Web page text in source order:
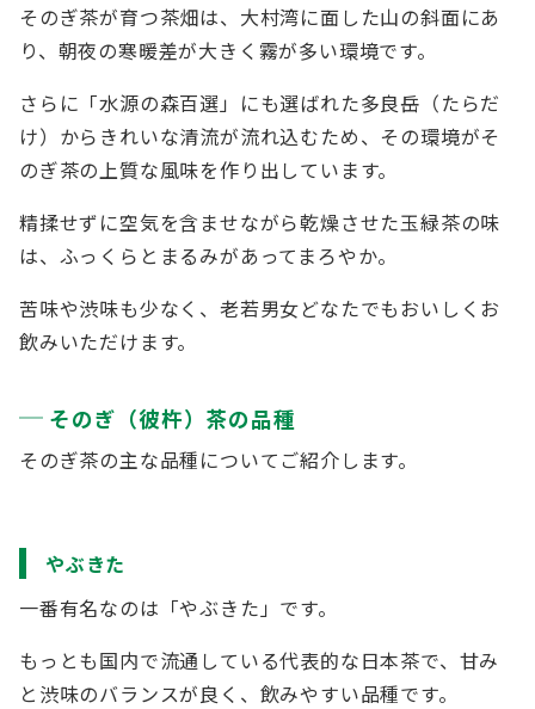
そのぎ茶が育つ茶畑は、大村湾に面した山の斜面にあ
り、朝夜の寒暖差が大きく霧が多い環境です。
さらに「水源の森百選」にも選ばれた多良岳（たらだ
け）からきれいな清流が流れ込むため、その環境がそ
のぎ茶の上質な風味を作り出しています。
精揉せずに空気を含ませながら乾燥させた玉緑茶の味
は、ふっくらとまるみがあってまろやか。
苦味や渋味も少なく、老若男女どなたでもおいしくお
飲みいただけます。
そのぎ（彼杵）茶の品種
そのぎ茶の主な品種についてご紹介します。
やぶきた
一番有名なのは「やぶきた」です。
もっとも国内で流通している代表的な日本茶で、甘み
と渋味のバランスが良く、飲みやすい品種です。